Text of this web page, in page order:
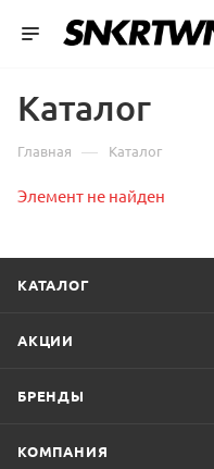
Каталог
Главная — Каталог
Элемент не найден
КАТАЛОГ
АКЦИИ
БРЕНДЫ
КОМПАНИЯ